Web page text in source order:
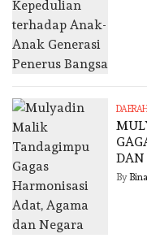
DAERAH
DAN
By